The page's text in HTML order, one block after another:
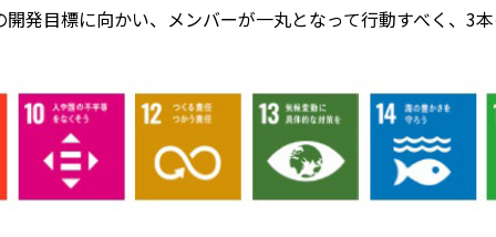
発目標に向かい、メンバーが一丸となって行動すべく、3